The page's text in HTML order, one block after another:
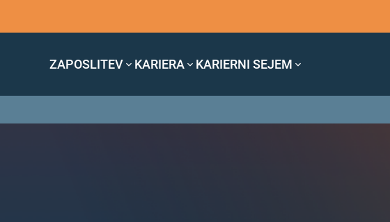
ZAPOSLITEV KARIERA KARIERNI SEJEM